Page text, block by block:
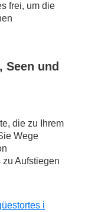
frei, um die
Seen und
die zu Ihrem
Wege
Aufstiegen
i